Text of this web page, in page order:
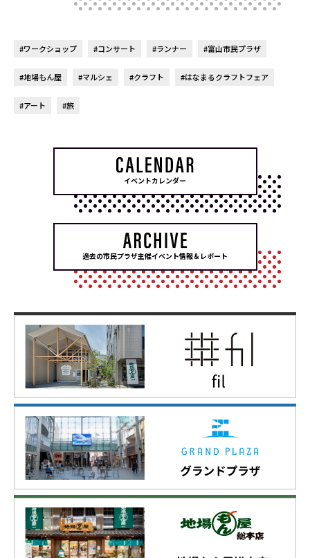
#ワークショップ #コンサート #ランナー #富山市民プラザ
#地場もん屋 #マルシェ #クラフト #はなまるクラフトフェア
#アート #旅
イベントカレンダー
過去の市民プラザ主催イベント情報＆レポート